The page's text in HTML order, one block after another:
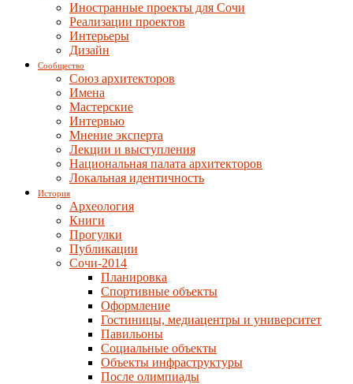
Иностранные проекты для Сочи
Реализации проектов
Интерьеры
Дизайн
Сообщество
Союз архитекторов
Имена
Мастерские
Интервью
Мнение эксперта
Лекции и выступления
Национальная палата архитекторов
Локальная идентичность
История
Археология
Книги
Прогулки
Публикации
Сочи-2014
Планировка
Спортивные объекты
Оформление
Гостиницы, медиацентры и университет
Павильоны
Социальные объекты
Объекты инфраструктуры
После олимпиады